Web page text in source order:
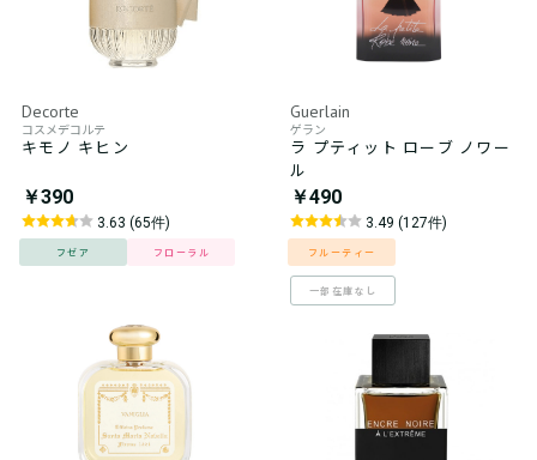
Decorte
コスメデコルテ
キモノ キヒン
￥390
3.63 (65件)
フゼア フローラル
Guerlain
ゲラン
ラ プティット ローブ ノワー
ル
￥490
3.49 (127件)
フルーティー
一部在庫なし